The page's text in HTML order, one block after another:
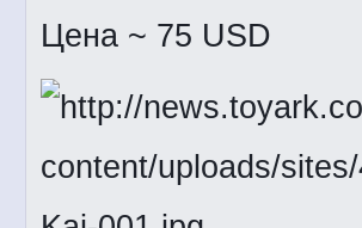
Цена ~ 75 USD